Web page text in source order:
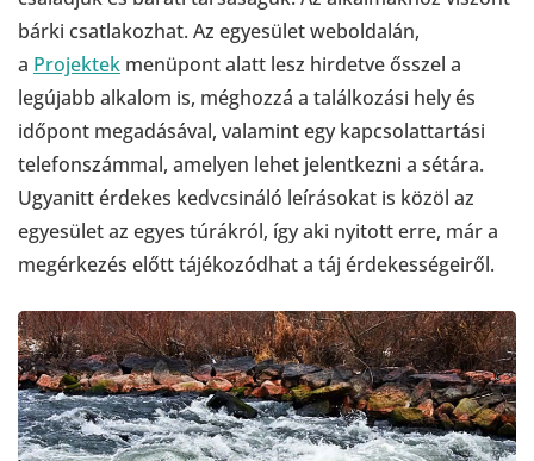
bárki csatlakozhat. Az egyesület weboldalán,
a Projektek menüpont alatt lesz hirdetve ősszel a
legújabb alkalom is, méghozzá a találkozási hely és
időpont megadásával, valamint egy kapcsolattartási
telefonszámmal, amelyen lehet jelentkezni a sétára.
Ugyanitt érdekes kedvcsináló leírásokat is közöl az
egyesület az egyes túrákról, így aki nyitott erre, már a
megérkezés előtt tájékozódhat a táj érdekességeiről.